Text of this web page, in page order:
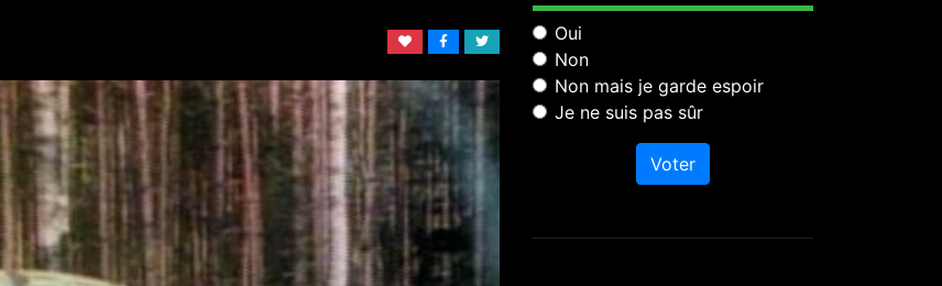
Oui
Non
Non mais je garde espoir
Je ne suis pas sûr
Voter